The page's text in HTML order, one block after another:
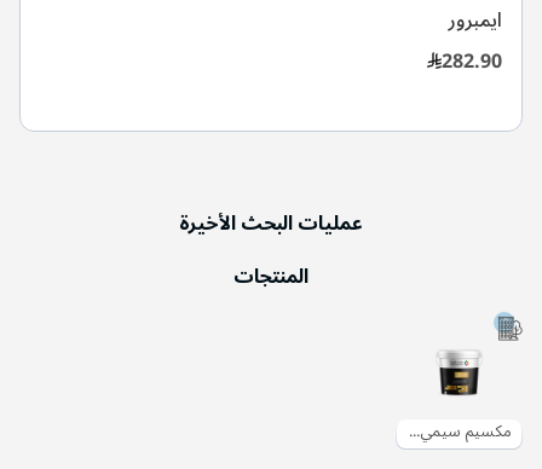
ايمبرور
282.90
عمليات البحث الأخيرة
المنتجات
مكسيم سيمي جلوس | دهان سادة خارجي نصف لامع